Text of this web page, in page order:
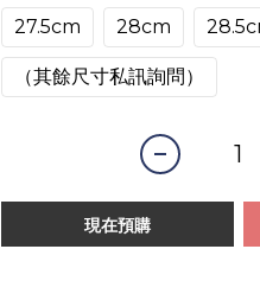
27.5cm 28cm
（其餘尺寸私訊詢問）
現在預購